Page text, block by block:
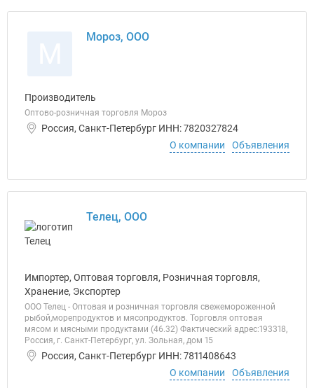
Мороз, ООО
Производитель
Оптово-розничная торговля Мороз
Россия, Санкт-Петербург ИНН: 7820327824
О компании
Объявления
Телец, ООО
Импортер, Оптовая торговля, Розничная торговля,
Хранение, Экспортер
ООО Телец - Оптовая и розничная торговля свежемороженной
рыбой,морепродуктов и мясопродуктов. Торговля оптовая
мясом и мясными продуктами (46.32) Фактический адрес:193318,
Россия, г. Санкт-Петербург, ул. Зольная, дом 15
Россия, Санкт-Петербург ИНН: 7811408643
О компании
Объявления